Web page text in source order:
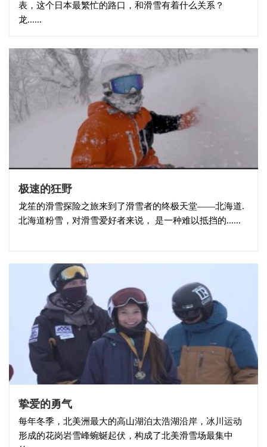
表，这个日本最繁忙的路口，和滑雪有着什么关系？
龙......
极速的狂野
龙笙的滑雪探险之旅来到了滑雪者的终极天堂——北海道.
北海道粉雪，对滑雪爱好者来说， 是一种难以抵挡的......
挚爱的勇气
每年冬季，北美洲最大的高山湖泊太浩湖沿岸，冰川运动
形成的花岗岩雪峰蜿蜒起伏，构成了北美滑雪场最集中